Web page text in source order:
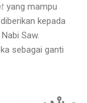
yang mampu
kepada
Saw.
sebagai ganti